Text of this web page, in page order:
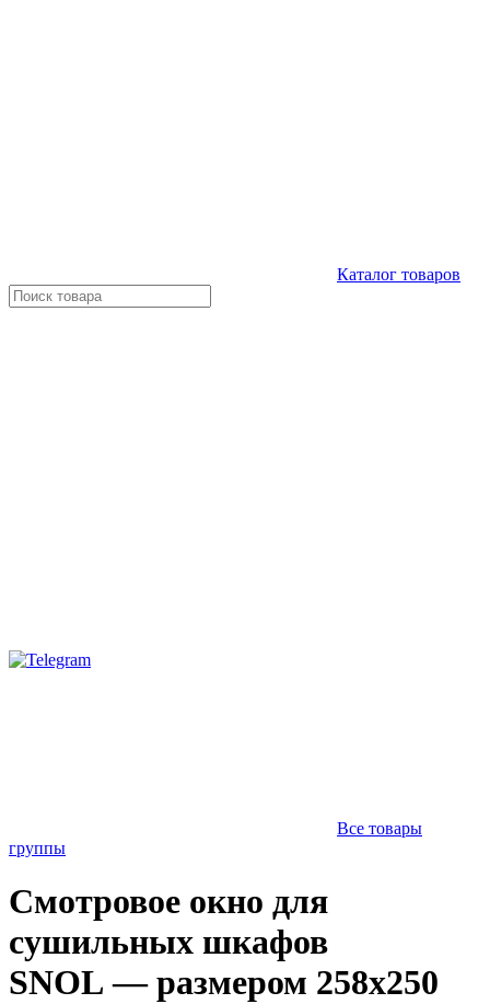
Каталог товаров
Все товары
группы
Смотровое окно для
сушильных шкафов
SNOL — размером 258х250